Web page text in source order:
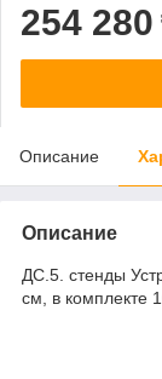
254 280
Описание
Описание
ДС.5. стенды
см, в комплекте